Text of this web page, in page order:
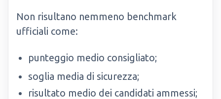
Non risultano nemmeno benchmark
ufficiali come:
punteggio medio consigliato;
soglia media di sicurezza;
risultato medio dei candidati ammessi;